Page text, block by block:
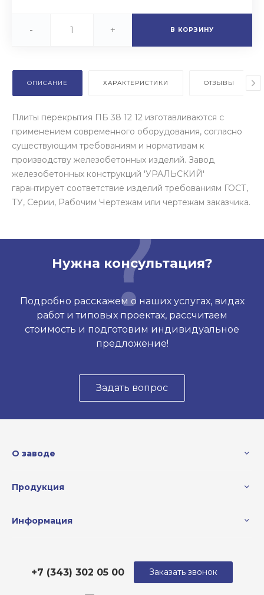
- + В КОРЗИНУ
ОПИСАНИЕ ХАРАКТЕРИСТИКИ ОТЗЫВЫ
Плиты перекрытия ПБ 38 12 12 изготавливаются с
применением современного оборудования, согласно
существующим требованиям и нормативам к
производству железобетонных изделий. Завод
железобетонных конструкций 'УРАЛЬСКИЙ'
гарантирует соответствие изделий требованиям ГОСТ,
ТУ, Серии, Рабочим Чертежам или чертежам заказчика.
Нужна консультация?
Подробно расскажем о наших услугах, видах
работ и типовых проектах, рассчитаем
стоимость и подготовим индивидуальное
предложение!
Задать вопрос
О заводе
Продукция
Информация
+7 (343) 302 05 00 Заказать звонок